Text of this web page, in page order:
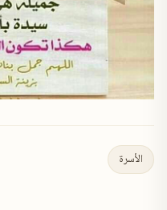
الأسرة